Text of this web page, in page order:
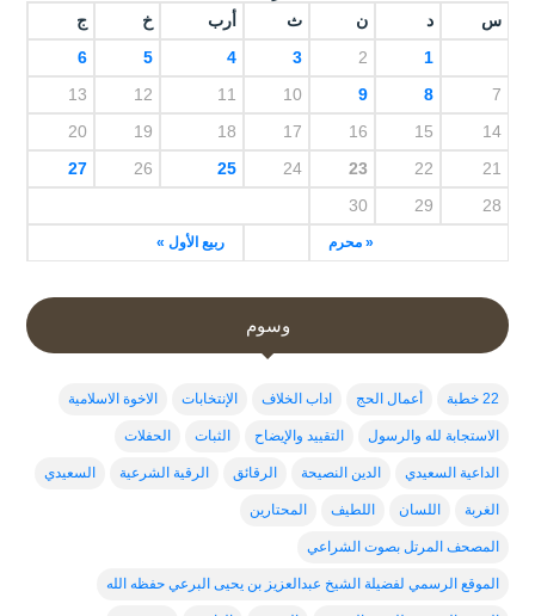
س د ن ث أرب خ ج
« محرم ربيع الأول »
1
2
3
4
5
6
7
8
9
10
11
12
13
14
15
16
17
18
19
20
21
22
23
24
25
26
27
28
29
30
وسوم
22 خطبة أعمال الحج اداب الخلاف الإنتخابات الاخوة الاسلامية
الاستجابة لله والرسول التقييد والإيضاح الثبات الحفلات
الداعية السعيدي الدين النصيحة الرقائق الرقية الشرعية السعيدي
الغربة اللسان اللطيف المحتارين
المصحف المرتل بصوت الشراعي
الموقع الرسمي لفضيلة الشيخ عبدالعزيز بن يحيى البرعي حفظه الله